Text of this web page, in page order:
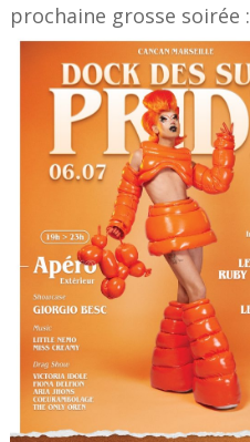
prochaine grosse soirée :